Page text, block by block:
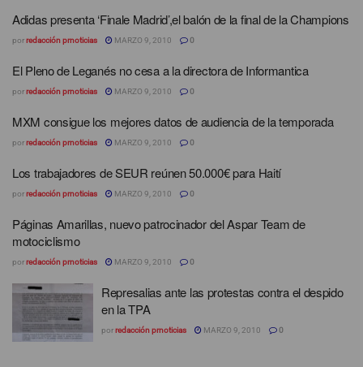
Adidas presenta ‘Finale Madrid’,el balón de la final de la Champions
porredacción prnoticias MARZO 9, 2010 0
El Pleno de Leganés no cesa a la directora de Informantica
porredacción prnoticias MARZO 9, 2010 0
MXM consigue los mejores datos de audiencia de la temporada
porredacción prnoticias MARZO 9, 2010 0
Los trabajadores de SEUR reúnen 50.000€ para Haití
porredacción prnoticias MARZO 9, 2010 0
Páginas Amarillas, nuevo patrocinador del Aspar Team de
motociclismo
porredacción prnoticias MARZO 9, 2010 0
Represalias ante las protestas contra el despido
en la TPA
porredacción prnoticias MARZO 9, 2010 0